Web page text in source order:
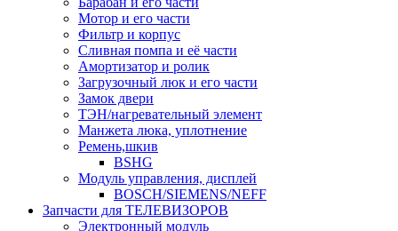
Мотор и его части
Фильтр и корпус
Сливная помпа и её части
Амортизатор и ролик
Загрузочный люк и его части
Замок двери
ТЭН/нагревательный элемент
Манжета люка, уплотнение
Ремень,шкив
BSHG
Модуль управления, дисплей
BOSCH/SIEMENS/NEFF
Запчасти для ТЕЛЕВИЗОРОВ
Электронный модуль